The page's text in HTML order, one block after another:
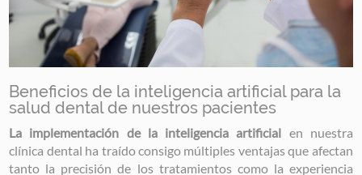
Beneficios de la inteligencia artificial para la
salud dental de nuestros pacientes
La implementación de la inteligencia artificial en nuestra
clínica dental ha traído consigo múltiples ventajas que afectan
tanto la precisión de los tratamientos como la experiencia